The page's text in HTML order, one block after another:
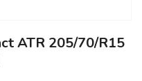
ATR 205/70/R15